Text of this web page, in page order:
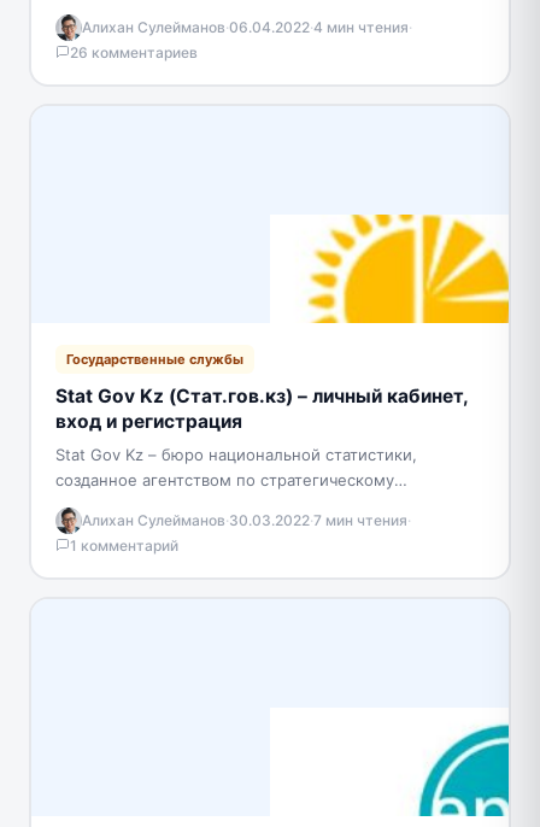
«Дарын», который находит и поддерживает
талантливых детей и в Казахстане. Чтобы попасть в
личный кабинет…
Алихан Сулейманов·06.04.2022·4 мин чтения·
26 комментариев
Государственные службы
Stat Gov Kz (Стат.гов.кз) – личный кабинет,
вход и регистрация
Stat Gov Kz – бюро национальной статистики,
созданное агентством по стратегическому
планированию. Работает в Республике Казахстан.
Главным направлением работы является выполнение
задач…
Алихан Сулейманов·30.03.2022·7 мин чтения·
1 комментарий